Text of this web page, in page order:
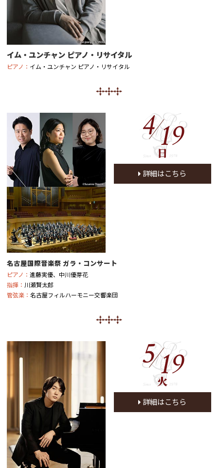
イム・ユンチャン ピアノ・リサイタル
ピアノ： イム・ユンチャン ピアノ・リサイタル
419
日
詳細はこちら
名古屋国際音楽祭 ガラ・コンサート
ピアノ： 進藤実優、中川優芽花
指揮： 川瀬賢太郎
管弦楽： 名古屋フィルハーモニー交響楽団
519
火
詳細はこちら